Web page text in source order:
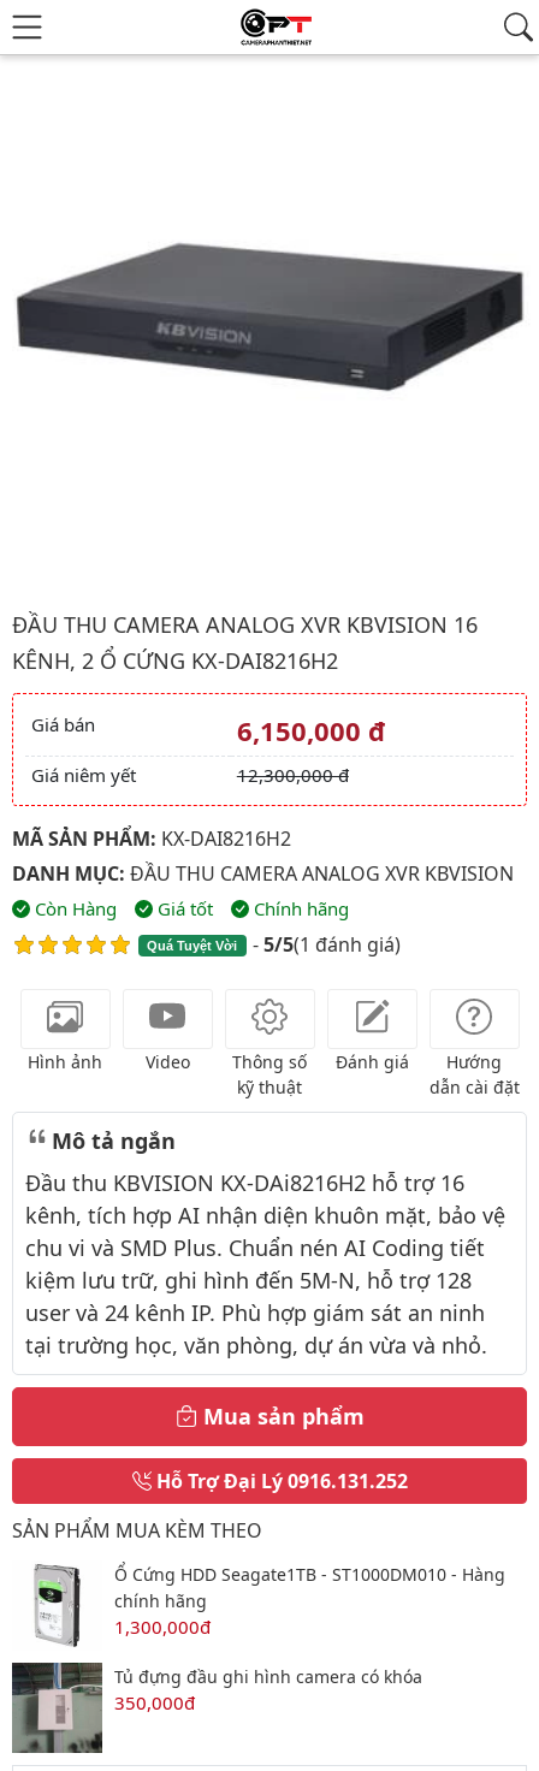
Hình ảnh đại diện của sản phẩm Đầu thu camera analog XVR
ĐẦU THU CAMERA ANALOG XVR KBVISION 16
KÊNH, 2 Ổ CỨNG KX-DAI8216H2
Giá và khuyến mãi
Giá bán 6,150,000 đ
Giá niêm yết 12,300,000 đ
MÃ SẢN PHẨM: KX-DAI8216H2
DANH MỤC: ĐẦU THU CAMERA ANALOG XVR KBVISION
Còn Hàng Giá tốt Chính hãng
Quá Tuyệt Vời -5/5(1 đánh giá)
Hình ảnh Video
Thông số
kỹ thuật
Đánh giá
Hướng
dẫn cài đặt
Mô tả ngắn
Đầu thu KBVISION KX-DAi8216H2 hỗ trợ 16
kênh, tích hợp AI nhận diện khuôn mặt, bảo vệ
chu vi và SMD Plus. Chuẩn nén AI Coding tiết
kiệm lưu trữ, ghi hình đến 5M-N, hỗ trợ 128
user và 24 kênh IP. Phù hợp giám sát an ninh
tại trường học, văn phòng, dự án vừa và nhỏ.
Mua sản phẩm
Hỗ Trợ Đại Lý0916.131.252
SẢN PHẨM MUA KÈM THEO
Ổ Cứng HDD Seagate1TB - ST1000DM010 - Hàng
chính hãng
1,300,000đ
Tủ đựng đầu ghi hình camera có khóa
350,000đ